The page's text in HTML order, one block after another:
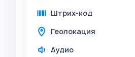
Штрих-код
Геолокация
Аудио